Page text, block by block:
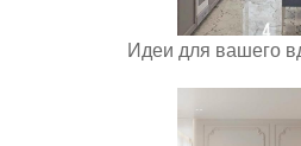
Идеи для вашего